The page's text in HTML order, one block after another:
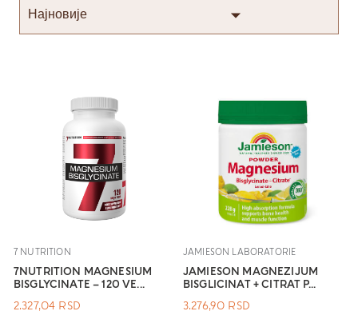
7 NUTRITION
7NUTRITION MAGNESIUM
BISGLYCINATE – 120 VE...
2.327,04 RSD
JAMIESON LABORATORIE
JAMIESON MAGNEZIJUM
BISGLICINAT + CITRAT P...
3.276,90 RSD